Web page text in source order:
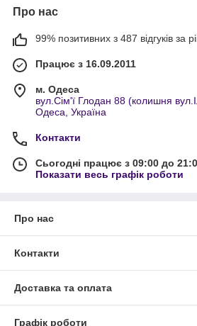
Про нас
99% позитивних з 487 відгуків за
Працює з 16.09.2011
м. Одеса
вул.Сім'ї Глодан 88 (колишня
Одеса, Україна
Контакти
Сьогодні працює з 09:00 до
Показати весь графік роботи
Про нас
Контакти
Доставка та оплата
Графік роботи